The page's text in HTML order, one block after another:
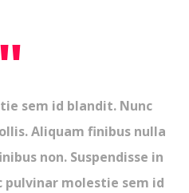
"
sem id blandit. Nunc
Aliquam finibus nulla
non. Suspendisse in
molestie sem id